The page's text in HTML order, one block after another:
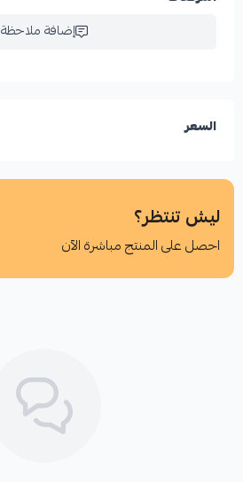
إضافة ملاحظة
السعر
ليش تنتظر؟
احصل على المنتج مباشرة الآن
اطلب المنتج